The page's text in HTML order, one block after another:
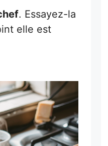
. Essayez-la
elle est